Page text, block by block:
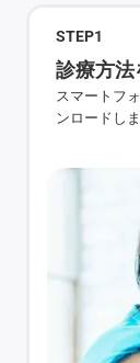
STEP1
診療方
スマートフ
ンロードしま